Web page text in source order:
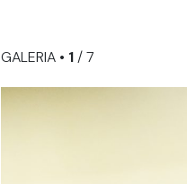
GALERIA • 1 / 7